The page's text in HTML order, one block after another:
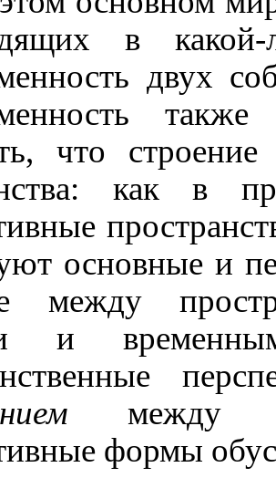
в
двух
что
как в
основные и
между
и
между
формы